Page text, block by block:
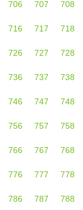
706 707 708
716 717 718
726 727 728
736 737 738
746 747 748
756 757 758
766 767 768
776 777 778
786 787 788